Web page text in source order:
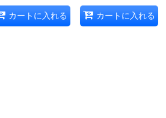
カートに入れる カートに入れる